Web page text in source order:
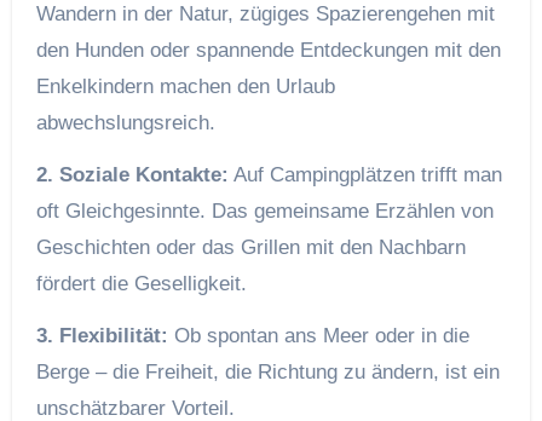
Wandern in der Natur, zügiges Spazierengehen mit
den Hunden oder spannende Entdeckungen mit den
Enkelkindern machen den Urlaub
abwechslungsreich.
2. Soziale Kontakte: Auf Campingplätzen trifft man
oft Gleichgesinnte. Das gemeinsame Erzählen von
Geschichten oder das Grillen mit den Nachbarn
fördert die Geselligkeit.
3. Flexibilität: Ob spontan ans Meer oder in die
Berge – die Freiheit, die Richtung zu ändern, ist ein
unschätzbarer Vorteil.